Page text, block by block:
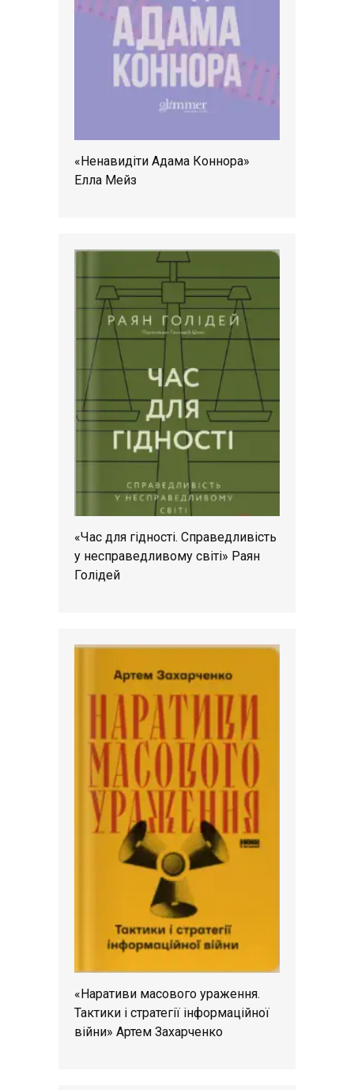
«Ненавидіти Адама Коннора»
Елла Мейз
«Час для гідності. Справедливість
у несправедливому світі» Раян
Голідей
«Наративи масового ураження.
Тактики і стратегії інформаційної
війни» Артем Захарченко